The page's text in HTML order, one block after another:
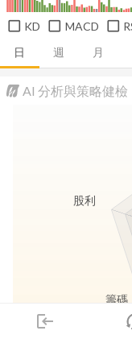
login
市場
日 週 月
KD MACD
AI 分析與策略健檢
籌碼
股利